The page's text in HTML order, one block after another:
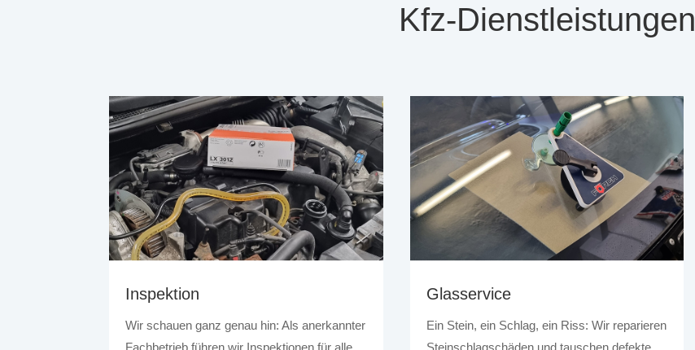
Kfz-Dienstleistungen
Inspektion
Wir schauen ganz genau hin: Als anerkannter
Fachbetrieb führen wir Inspektionen für alle
Glasservice
Ein Stein, ein Schlag, ein Riss: Wir reparieren
Steinschlagschäden und tauschen defekte